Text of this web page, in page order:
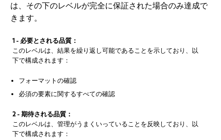
は、その下のレベルが完全に保証された場合のみ達成で
きます。
1 - 必要とされる品質：
このレベルは、結果を繰り返し可能であることを示しており、以
下で構成されます：
フォーマットの確認
必須の要素に関するすべての確認
2 - 期待される品質：
このレベルは、管理がうまくいっていることを反映しており、以
下で構成されます：